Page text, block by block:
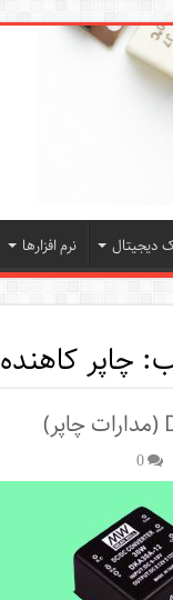
دیجیتال نرم افزارها
چاپر کاهنده
0